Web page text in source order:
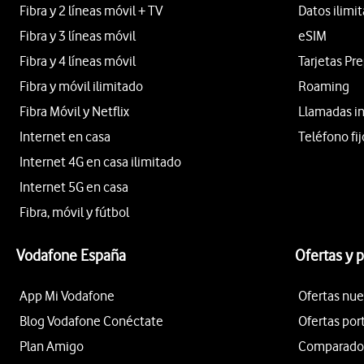
Fibra y 2 líneas móvil + TV
Fibra y 3 líneas móvil
Fibra y 4 líneas móvil
Fibra y móvil ilimitado
Fibra Móvil y Netflix
Internet en casa
Internet 4G en casa ilimitado
Internet 5G en casa
Fibra, móvil y fútbol
Datos
eSIM
Tarjetas
Roaming
Llamadas
Teléfono
Vodafone España
App Mi Vodafone
Blog Vodafone Conéctate
Plan Amigo
Ofertas y
Ofertas
Ofertas